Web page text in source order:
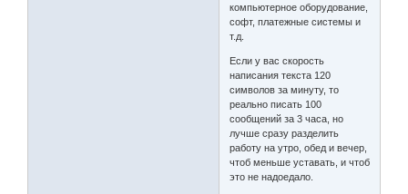
компьютерное оборудование,
софт, платежные системы и
т.д.
Если у вас скорость
написания текста 120
символов за минуту, то
реально писать 100
сообщений за 3 часа, но
лучше сразу разделить
работу на утро, обед и вечер,
чтоб меньше уставать, и чтоб
это не надоедало.